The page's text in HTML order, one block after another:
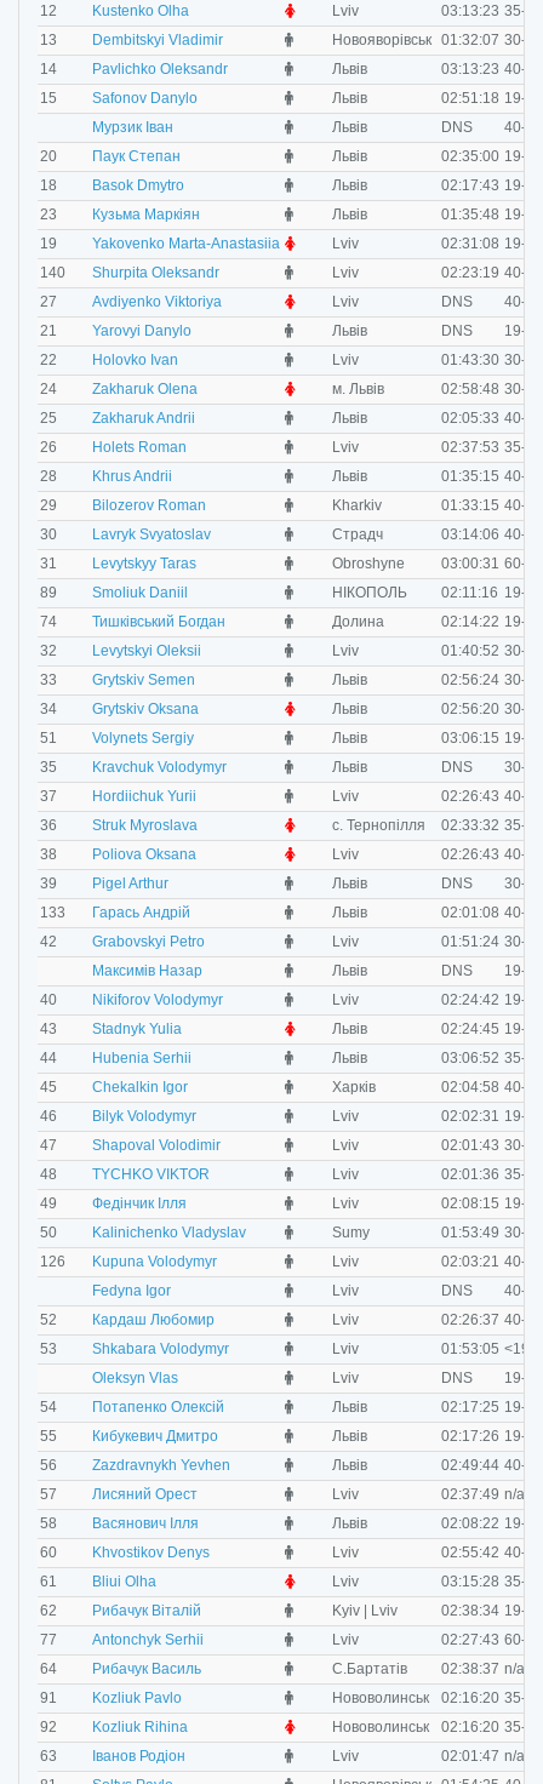
12
Kustenko Olha F Lviv 03:13:23 35-39
13
Dembitskyi Vladimir M Новояворівськ 01:32:07 30-34
14
Pavlichko Oleksandr M Львів 03:13:23 40-49
15
Safonov Danylo M Львів 02:51:18 19-29
Мурзик Іван
M Львів DNS
40-49
20
Паук Степан M Львів 02:35:00 19-29
18
Basok Dmytro M Львів 02:17:43 19-29
23
Кузьма Маркіян M Львів 01:35:48 19-29
19
Yakovenko Marta-Anastasiia F Lviv 02:31:08 19-29
140
Shurpita Oleksandr M Lviv 02:23:19 40-49
27
Avdiyenko Viktoriya F Lviv DNS
40-49
21
Yarovyi Danylo M Львів DNS
19-29
22
Holovko Ivan M Lviv 01:43:30 30-34
24
Zakharuk Olena F м. Львів 02:58:48 30-34
25
Zakharuk Andrii M Львів 02:05:33 40-49
26
Holets Roman M Lviv 02:37:53 35-39
28
Khrus Andrii M Львів 01:35:15 40-49
29
Bilozerov Roman M Kharkiv 01:33:15 40-49
30
Lavryk Svyatoslav M Страдч 03:14:06 40-49
31
Levytskyy Taras M Obroshyne 03:00:31 60-69
89
Smoliuk Daniil M НІКОПОЛЬ 02:11:16 19-29
74
Тишківський Богдан M Долина 02:14:22 19-29
32
Levytskyi Oleksii M Lviv 01:40:52 30-34
33
Grytskiv Semen M Львів 02:56:24 30-34
34
Grytskiv Oksana F Львів 02:56:20 30-34
51
Volynets Sergiy M Львів 03:06:15 19-29
35
Kravchuk Volodymyr M Львів DNS
30-34
37
Hordiichuk Yurii M Lviv 02:26:43 40-49
36
Struk Myroslava F с. Тернопілля 02:33:32 35-39
38
Poliova Oksana F Lviv 02:26:43 40-49
39
Pigel Arthur M Львів DNS
30-34
133
Гарась Андрій M Львів 02:01:08 40-49
42
Grabovskyi Petro M Lviv 01:51:24 30-34
Максимів Назар
M Львів DNS
19-29
40
Nikiforov Volodymyr M Lviv 02:24:42 19-29
43
Stadnyk Yulia F Львів 02:24:45 19-29
44
Hubenia Serhii M Львів 03:06:52 35-39
45
Chekalkin Igor M Харків 02:04:58 40-49
46
Bilyk Volodymyr M Lviv 02:02:31 19-29
47
Shapoval Volodimir M Lviv 02:01:43 30-34
48
TYCHKO VIKTOR M Lviv 02:01:36 35-39
49
Федінчик Ілля M Lviv 02:08:15 19-29
50
Kalinichenko Vladyslav M Sumy 01:53:49 30-34
126
Kupuna Volodymyr M Lviv 02:03:21 40-49
Fedyna Igor
M Lviv DNS
40-49
52
Кардаш Любомир M Lviv 02:26:37 40-49
53
Shkabara Volodymyr M Lviv 01:53:05 <19
Oleksyn Vlas
M Lviv DNS
19-29
54
Потапенко Олексій M Львів 02:17:25 19-29
55
Кибукевич Дмитро M Львів 02:17:26 19-29
56
Zazdravnykh Yevhen M Львів 02:49:44 40-49
57
Лисяний Орест M Lviv 02:37:49 n/a
58
Васянович Ілля M Львів 02:08:22 19-29
60
Khvostikov Denys M Lviv 02:55:42 40-49
61
Bliui Olha F Lviv 03:15:28 35-39
62
Рибачук Віталій M Kyiv | Lviv 02:38:34 19-29
77
Antonchyk Serhii M Lviv 02:27:43 60-69
64
Рибачук Василь M С.Бартатів 02:38:37 n/a
91
Kozliuk Pavlo M Нововолинськ 02:16:20 35-39
92
Kozliuk Rihina F Нововолинськ 02:16:20 35-39
63
Іванов Родіон M Lviv 02:01:47 n/a